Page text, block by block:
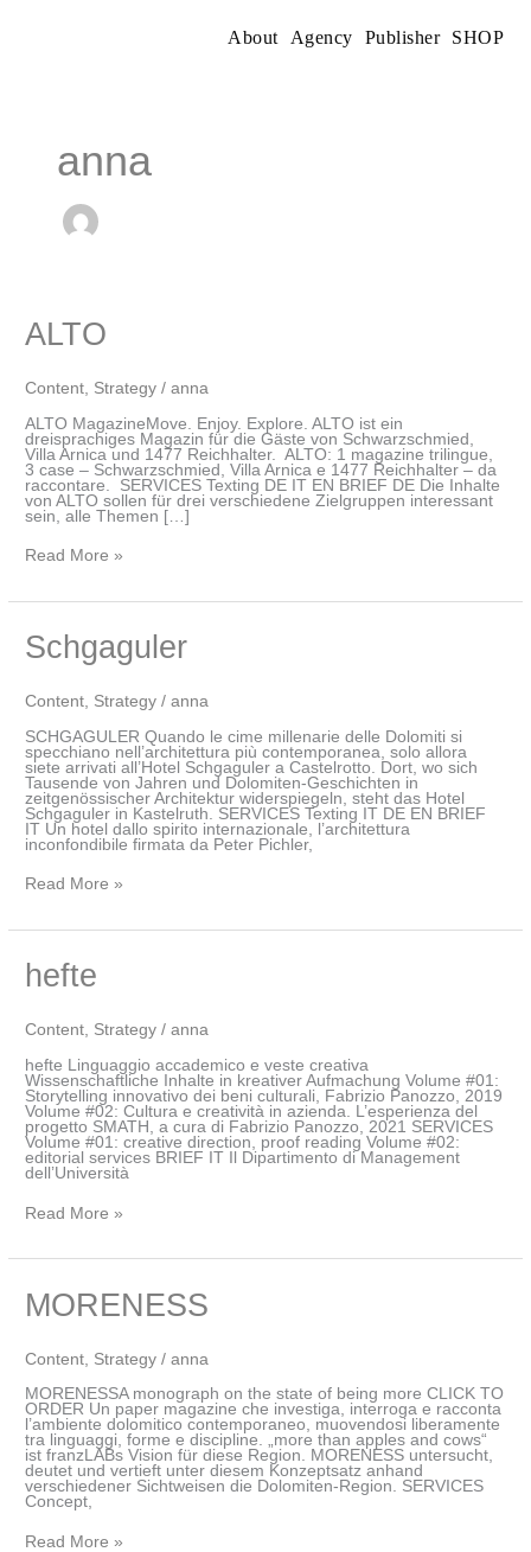
About Agency Publisher SHOP
anna
ALTO
Content Strategy /anna
ALTO MagazineMove. Enjoy. Explore. ALTO ist ein
dreisprachiges Magazin für die Gäste von Schwarzschmied,
Villa Arnica und 1477 Reichhalter. ALTO: 1 magazine trilingue,
3 case – Schwarzschmied, Villa Arnica e 1477 Reichhalter – da
raccontare. SERVICES Texting DE IT EN BRIEF DE Die Inhalte
von ALTO sollen für drei verschiedene Zielgruppen interessant
sein, alle Themen […]
ALTO
Read More »
Schgaguler
Content, Strategy /anna
SCHGAGULER Quando le cime millenarie delle Dolomiti si
specchiano nell’architettura più contemporanea, solo allora
siete arrivati all’Hotel Schgaguler a Castelrotto. Dort, wo sich
Tausende von Jahren und Dolomiten-Geschichten in
zeitgenössischer Architektur widerspiegeln, steht das Hotel
Schgaguler in Kastelruth. SERVICES Texting IT DE EN BRIEF
IT Un hotel dallo spirito internazionale, l’architettura
inconfondibile firmata da Peter Pichler,
Schgaguler
Read More »
hefte
Content, Strategy /anna
hefte Linguaggio accademico e veste creativa
Wissenschaftliche Inhalte in kreativer Aufmachung Volume #01:
Storytelling innovativo dei beni culturali, Fabrizio Panozzo, 2019
Volume #02: Cultura e creatività in azienda. L’esperienza del
progetto SMATH, a cura di Fabrizio Panozzo, 2021 SERVICES
Volume #01: creative direction, proof reading Volume #02:
editorial services BRIEF IT Il Dipartimento di Management
dell’Università
hefte
Read More »
MORENESS
Content Strategy /anna
MORENESSA monograph on the state of being more CLICK TO
ORDER Un paper magazine che investiga, interroga e racconta
l’ambiente dolomitico contemporaneo, muovendosi liberamente
tra linguaggi, forme e discipline. „more than apples and cows“
ist franzLABs Vision für diese Region. MORENESS untersucht,
deutet und vertieft unter diesem Konzeptsatz anhand
verschiedener Sichtweisen die Dolomiten-Region. SERVICES
Concept,
MORENESS
Read More »